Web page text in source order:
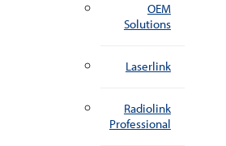
OEM
Solutions
Laserlink
Radiolink
Professional